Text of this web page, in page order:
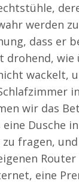
werden
dass er
drohend,
wackelt,
wir das
Dusche
fragen,
eine